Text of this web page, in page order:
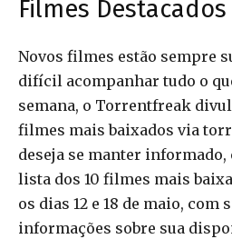
Filmes
Novos filmes estão sempre
difícil acompanhar tudo o
semana, o Torrentfreak
filmes mais baixados via
deseja se manter
lista dos 10 filmes mais
os dias 12 e 18 de maio, com
informações sobre sua